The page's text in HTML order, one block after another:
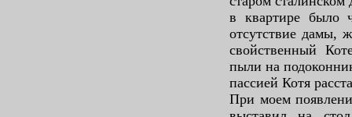
в квартире было
отсутствие дамы,
свойственный
пыли на
пассией Котя
При моем